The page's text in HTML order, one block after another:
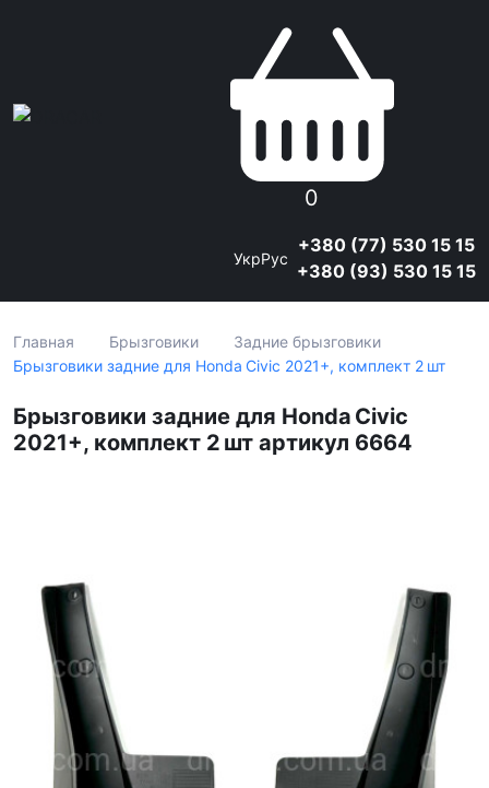
0
УкрРус
+380 (77) 530 15 15
+380 (93) 530 15 15
Главная Брызговики
Задние брызговики
Брызговики задние для Honda Civic 2021+, комплект 2 шт
Брызговики задние для Honda Civic
2021+, комплект 2 шт артикул 6664